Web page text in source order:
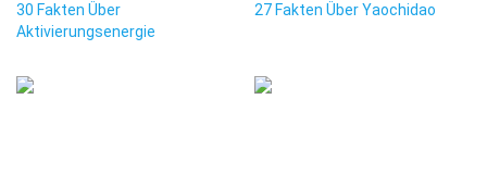
30 Fakten Über
Aktivierungsenergie
27 Fakten Über Yaochidao